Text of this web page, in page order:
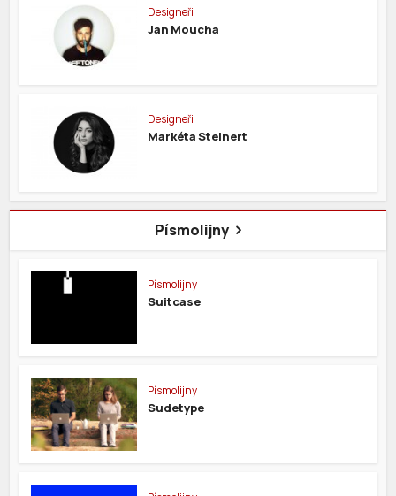
Designeři
Jan Moucha
Designeři
Markéta Steinert
Písmolijny
Písmolijny
Suitcase
Písmolijny
Sudetype